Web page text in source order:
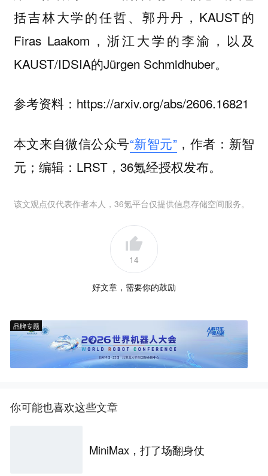
括吉林大学的任哲、郭丹丹，KAUST的
Firas Laakom，浙江大学的李渝，以及
KAUST/IDSIA的Jürgen Schmidhuber。
参考资料：https://arxiv.org/abs/2606.16821
本文来自微信公众号“新智元”，作者：新智
元；编辑：LRST，36氪经授权发布。
该文观点仅代表作者本人，36氪平台仅提供信息存储空间服务。
14
好文章，需要你的鼓励
品牌专题
你可能也喜欢这些文章
MiniMax，打了场翻身仗